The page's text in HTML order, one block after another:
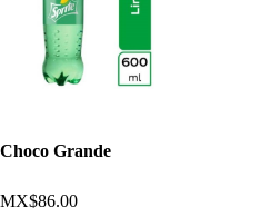
Choco Grande
MX$86.00